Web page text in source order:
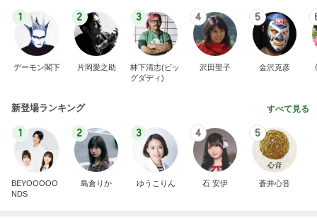
1
デーモン閣下
2
片岡愛之助
3
林下清志(ビッ
グダディ)
4
沢田聖子
5
金沢克彦
新登場ランキング すべて見る
1
BEYOOOOO
NDS
2
島倉りか
3
ゆうこりん
4
石 安伊
5
蒼井心音